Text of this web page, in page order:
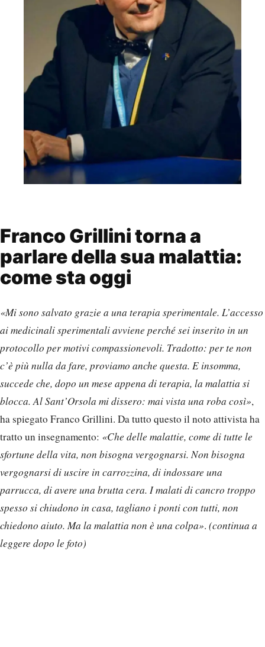
Franco Grillini torna a
parlare della sua malattia:
come sta oggi
«Mi sono salvato grazie a una terapia sperimentale. L’accesso
ai medicinali sperimentali avviene perché sei inserito in un
protocollo per motivi compassionevoli. Tradotto: per te non
c’è più nulla da fare, proviamo anche questa. E insomma,
succede che, dopo un mese appena di terapia, la malattia si
blocca. Al Sant’Orsola mi dissero: mai vista una roba così»,
ha spiegato Franco Grillini. Da tutto questo il noto attivista ha
tratto un insegnamento: «Che delle malattie, come di tutte le
sfortune della vita, non bisogna vergognarsi. Non bisogna
vergognarsi di uscire in carrozzina, di indossare una
parrucca, di avere una brutta cera. I malati di cancro troppo
spesso si chiudono in casa, tagliano i ponti con tutti, non
chiedono aiuto. Ma la malattia non è una colpa». (continua a
leggere dopo le foto)